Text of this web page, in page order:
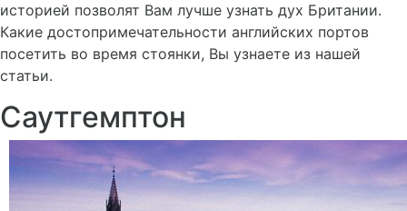
историей позволят Вам лучше узнать дух Британии.
Какие достопримечательности английских портов
посетить во время стоянки, Вы узнаете из нашей
статьи.
Саутгемптон